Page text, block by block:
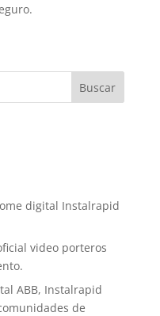
digital Instalrapid
video porteros
ABB, Instalrapid
de